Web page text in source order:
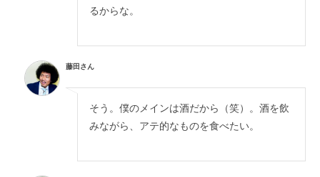
るからな。
藤田さん
そう。僕のメインは酒だから（笑）。酒を飲
みながら、アテ的なものを食べたい。